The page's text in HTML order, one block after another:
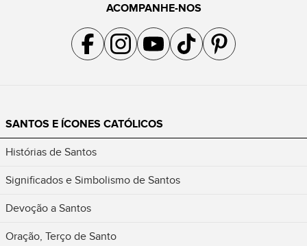
ACOMPANHE-NOS
Acompanhe a gente no Facebook
Acompanhe a gente no Instagram
Acompanhe a gente no YouTube
Acompanhe a gente no TikTok
Acompanhe a gente no
SANTOS E ÍCONES CATÓLICOS
Histórias de Santos
Significados e Simbolismo de Santos
Devoção a Santos
Oração, Terço de Santo